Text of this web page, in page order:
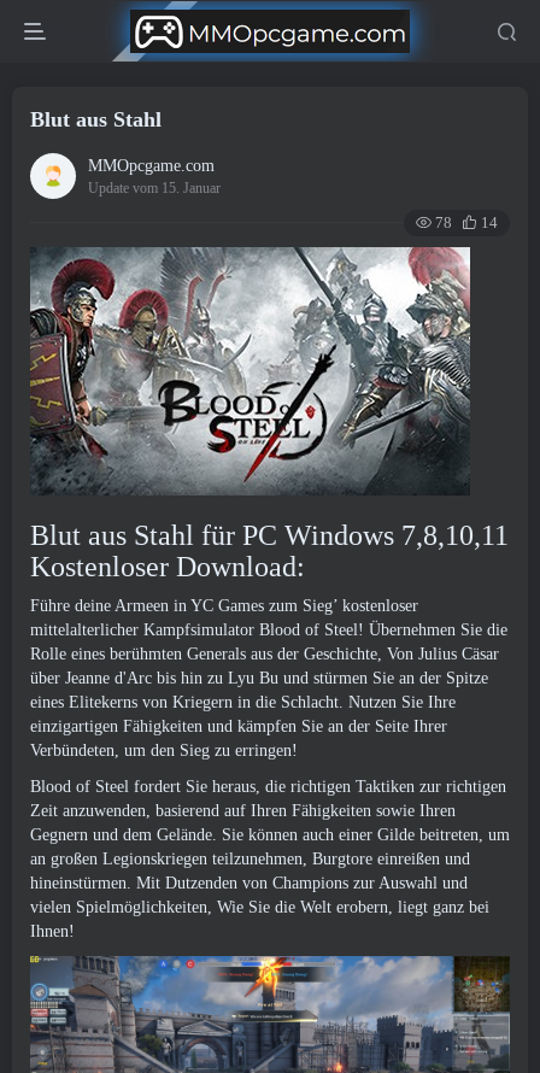
Blut aus Stahl
MMOpcgame.com
Update vom 15. Januar
78 14
Blut aus Stahl für PC Windows 7,8,10,11
Kostenloser Download:
Führe deine Armeen in YC Games zum Sieg’ kostenloser
mittelalterlicher Kampfsimulator Blood of Steel! Übernehmen Sie die
Rolle eines berühmten Generals aus der Geschichte, Von Julius Cäsar
über Jeanne d'Arc bis hin zu Lyu Bu und stürmen Sie an der Spitze
eines Elitekerns von Kriegern in die Schlacht. Nutzen Sie Ihre
einzigartigen Fähigkeiten und kämpfen Sie an der Seite Ihrer
Verbündeten, um den Sieg zu erringen!
Blood of Steel fordert Sie heraus, die richtigen Taktiken zur richtigen
Zeit anzuwenden, basierend auf Ihren Fähigkeiten sowie Ihren
Gegnern und dem Gelände. Sie können auch einer Gilde beitreten, um
an großen Legionskriegen teilzunehmen, Burgtore einreißen und
hineinstürmen. Mit Dutzenden von Champions zur Auswahl und
vielen Spielmöglichkeiten, Wie Sie die Welt erobern, liegt ganz bei
Ihnen!